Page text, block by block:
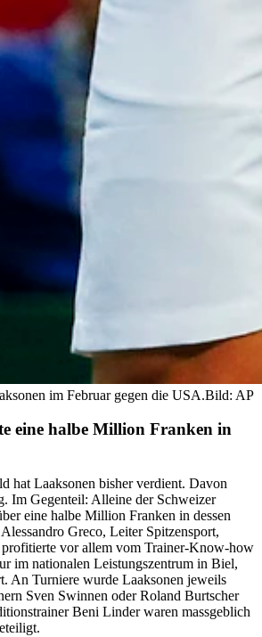
im Februar gegen die USA.Bild: AP
eine halbe Million Franken in
hat Laaksonen bisher verdient. Davon
Im Gegenteil: Alleine der Schweizer
eine halbe Million Franken in dessen
Greco, Leiter Spitzensport,
profitierte vor allem vom Trainer-Know-how
im nationalen Leistungszentrum in Biel,
An Turniere wurde Laaksonen jeweils
Sven Swinnen oder Roland Burtscher
Beni Linder waren massgeblich